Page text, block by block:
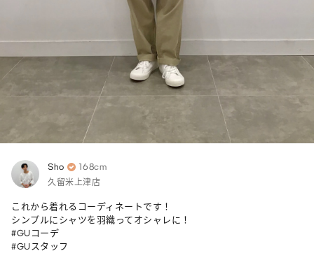
Sho 168cm
久留米上津店
これから着れるコーディネートです！
シンプルにシャツを羽織ってオシャレに！
#GUコーデ
#GUスタッフ